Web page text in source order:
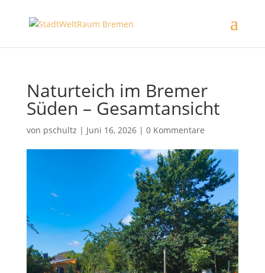
Naturteich im Bremer
Süden – Gesamtansicht
von pschultz | Juni 16, 2026| 0 Kommentare